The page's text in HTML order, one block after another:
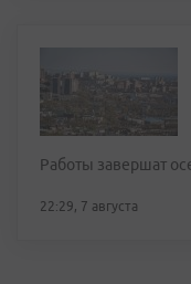
Работы завершат
22:29, 7 августа